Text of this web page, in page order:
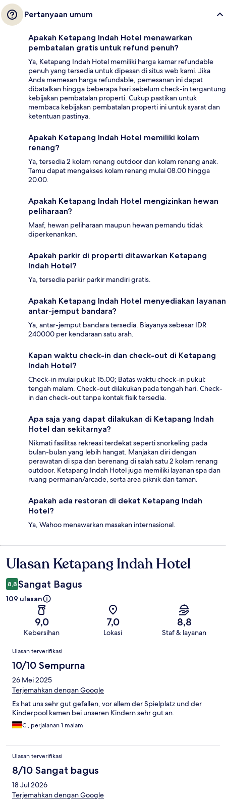
Pertanyaan umum
Apakah Ketapang Indah Hotel menawarkan
pembatalan gratis untuk refund penuh?
Ya, Ketapang Indah Hotel memiliki harga kamar refundable
penuh yang tersedia untuk dipesan di situs web kami. Jika
Anda memesan harga refundable, pemesanan ini dapat
dibatalkan hingga beberapa hari sebelum check-in tergantung
kebijakan pembatalan properti. Cukup pastikan untuk
membaca kebijakan pembatalan properti ini untuk syarat dan
ketentuan pastinya.
Apakah Ketapang Indah Hotel memiliki kolam
renang?
Ya, tersedia 2 kolam renang outdoor dan kolam renang anak.
Tamu dapat mengakses kolam renang mulai 08.00 hingga
20.00.
Apakah Ketapang Indah Hotel mengizinkan hewan
peliharaan?
Maaf, hewan peliharaan maupun hewan pemandu tidak
diperkenankan.
Apakah parkir di properti ditawarkan Ketapang
Indah Hotel?
Ya, tersedia parkir parkir mandiri gratis.
Apakah Ketapang Indah Hotel menyediakan layanan
antar-jemput bandara?
Ya, antar-jemput bandara tersedia. Biayanya sebesar IDR
240000 per kendaraan satu arah.
Kapan waktu check-in dan check-out di Ketapang
Indah Hotel?
Check-in mulai pukul: 15.00; Batas waktu check-in pukul:
tengah malam. Check-out dilakukan pada tengah hari. Check-
in dan check-out tanpa kontak fisik tersedia.
Apa saja yang dapat dilakukan di Ketapang Indah
Hotel dan sekitarnya?
Nikmati fasilitas rekreasi terdekat seperti snorkeling pada
bulan-bulan yang lebih hangat. Manjakan diri dengan
perawatan di spa dan berenang di salah satu 2 kolam renang
outdoor. Ketapang Indah Hotel juga memiliki layanan spa dan
ruang permainan/arcade, serta area piknik dan taman.
Apakah ada restoran di dekat Ketapang Indah
Hotel?
Ya, Wahoo menawarkan masakan internasional.
Ulasan
Ulasan Ketapang Indah Hotel
8,8 Sangat Bagus
109 ulasan
9,0
Kebersihan
7,0
Lokasi
8,8
Staf & layanan
Ulasan
Ulasan terverifikasi
10/10 Sempurna
26 Mei 2025
Terjemahkan dengan Google
Es hat uns sehr gut gefallen, vor allem der Spielplatz und der
Kinderpool kamen bei unseren Kindern sehr gut an.
C., perjalanan 1 malam
Ulasan terverifikasi
8/10 Sangat bagus
18 Jul 2026
Terjemahkan dengan Google